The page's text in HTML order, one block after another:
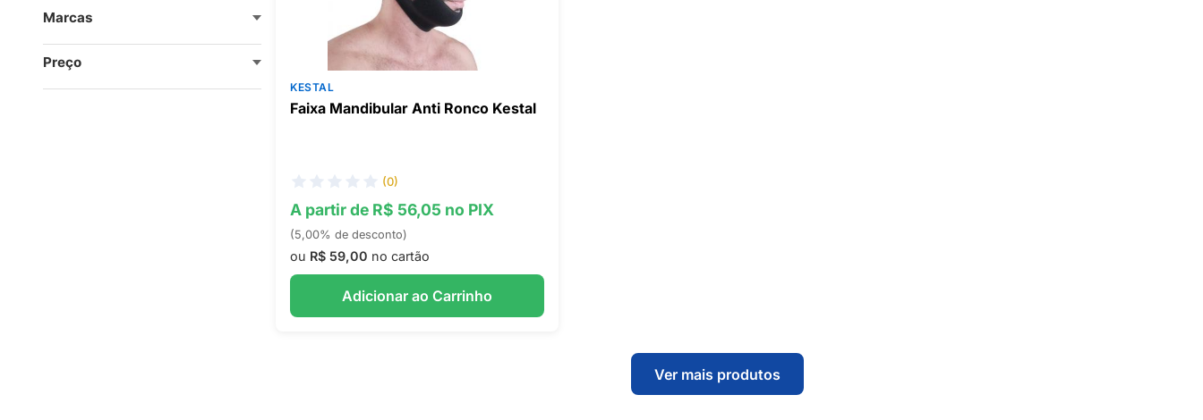
Preço
Marcas
KESTAL
Faixa Mandibular Anti Ronco Kestal
(0)
A partir de R$ 56,05 no PIX
(5,00% de desconto)
ou R$ 59,00 no cartão
Adicionar ao Carrinho
Ver mais produtos